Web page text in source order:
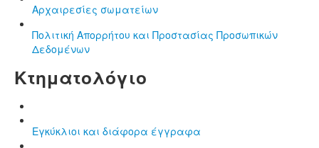
Αρχαιρεσίες σωματείων
Πολιτική Απορρήτου και Προστασίας Προσωπικών
Δεδομένων
Κτηματολόγιο
Εγκύκλιοι και διάφορα έγγραφα